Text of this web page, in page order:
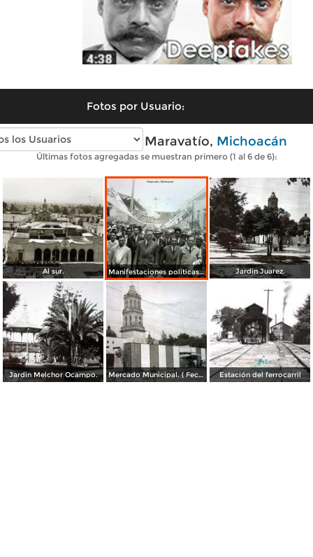
Fotos por Usuario:
Fotos antiguas de Maravatío, Michoacán
Últimas fotos agregadas se muestran primero (1 al 6 de 6):
Al sur. Manifestaciones politicas en Maravatio Michoacán. ( Fechada el 19 de Abril de 1944 ). Jardin Juarez.
Jardin Melchor Ocampo. Mercado Municipal. ( Fechada el 26 de Octubre de 1963 ). Estación del ferrocarril